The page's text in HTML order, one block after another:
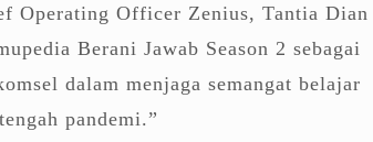
Operating Officer Zenius, Tantia Dian
Berani Jawab Season 2 sebagai
dalam menjaga semangat belajar
pandemi.”